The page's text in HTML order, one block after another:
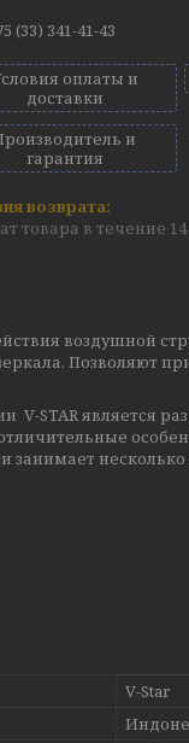
(33) 341-41-43
оплаты и
доставки
и
гарантия
товара в течение
воздушной
Позволяют
STAR является
занимает
V-Star